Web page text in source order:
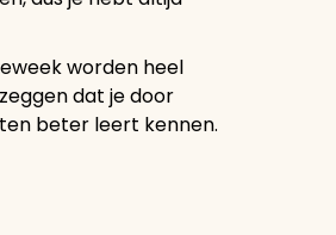
worden heel
dat je door
beter leert kennen.